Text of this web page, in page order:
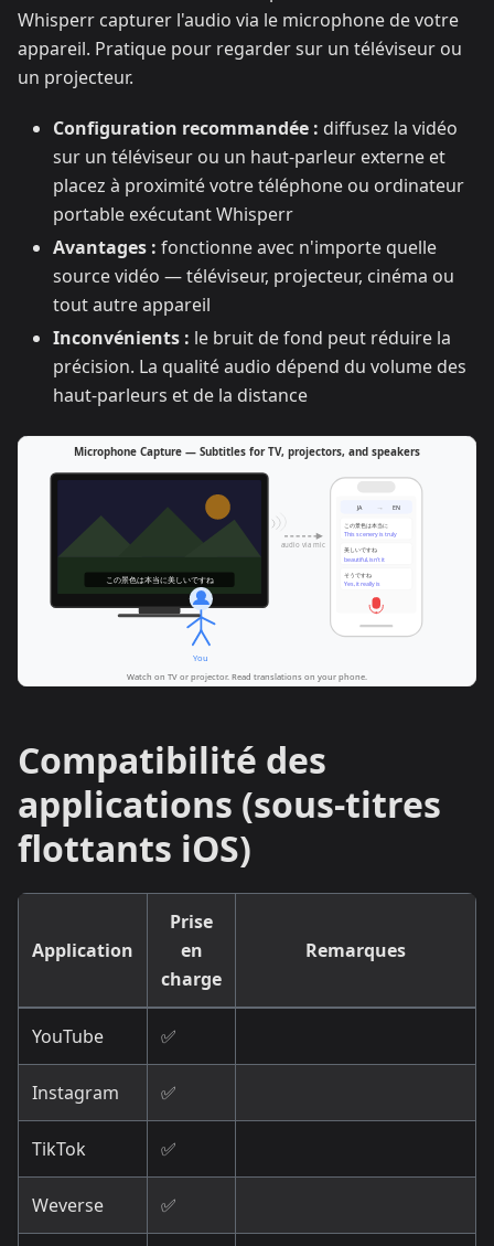
Whisperr capturer l'audio via le microphone de votre
appareil. Pratique pour regarder sur un téléviseur ou
un projecteur.
Configuration recommandée : diffusez la vidéo
sur un téléviseur ou un haut-parleur externe et
placez à proximité votre téléphone ou ordinateur
portable exécutant Whisperr
Avantages : fonctionne avec n'importe quelle
source vidéo — téléviseur, projecteur, cinéma ou
tout autre appareil
Inconvénients : le bruit de fond peut réduire la
précision. La qualité audio dépend du volume des
haut-parleurs et de la distance
Compatibilité des
applications (sous-titres
flottants iOS)
Application
Prise
en
charge
Remarques
YouTube ✅
Instagram ✅
TikTok ✅
Weverse ✅